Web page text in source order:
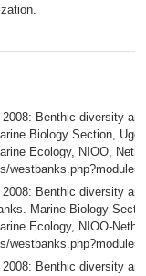
Benthic diversity
Biology Section,
Ecology, NIOO,
Benthic diversity
Marine Biology
Ecology, NIOO-
Benthic diversity